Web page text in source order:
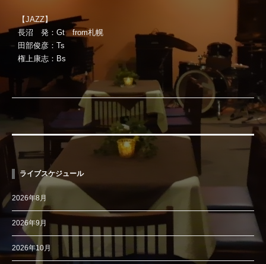
【JAZZ】
長沼 発：Gt from札幌
田部俊彦：Ts
権上康志：Bs
ライブスケジュール
2026年8月
2026年9月
2026年10月